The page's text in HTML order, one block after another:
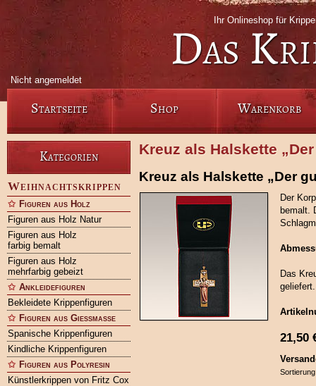
Ihr Onlineshop für
Das
Nicht angemeldet
Startseite Shop Warenkorb
Kategorien
Weihnachtskrippen
Figuren aus Holz
Figuren aus Holz Natur
Figuren aus Holz
farbig bemalt
Figuren aus Holz
mehrfarbig gebeizt
Ankleidefiguren
Bekleidete Krippenfiguren
Figuren aus Gießmasse
Spanische Krippenfiguren
Kindliche Krippenfiguren
Figuren aus Polyresin
Künstlerkrippen von Fritz Cox
Kreuz als Halskette
Kreuz als Halskette „Der
Der
bemalt.
Das
geliefert.
21,50